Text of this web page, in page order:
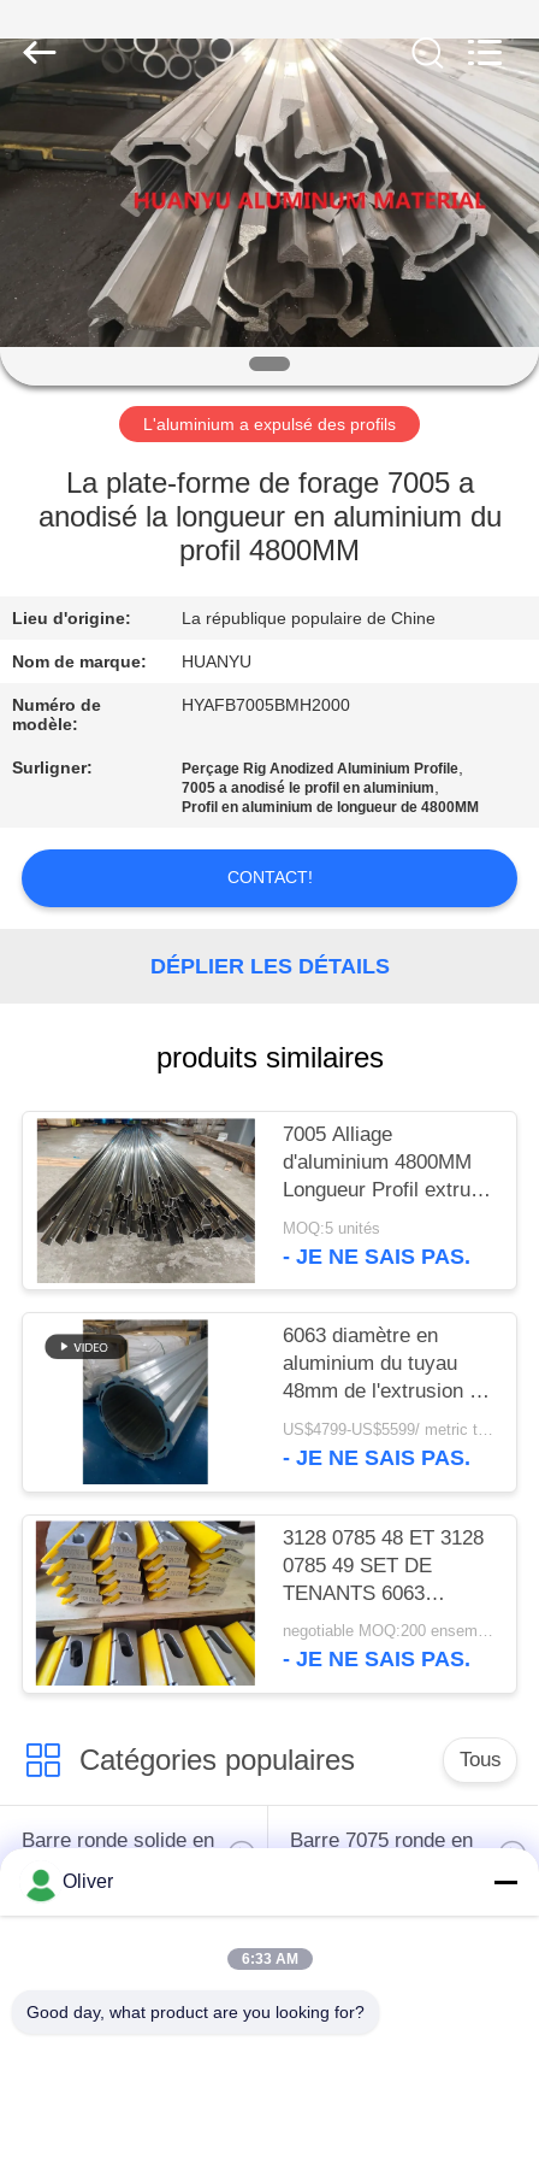
MAISON
PRODUITS
AU
SUJET
DE
NOUS
VISITE
D'USINE
DE
QUALITÉ
NOUS
NOUVELLES
DU
SITE
POLITIQUE
EN
MATIÈRE
DE
PROTECTION
LA
VIE
PRIVÉE
Aluminum
Material
Ltd..
Reserved.
L'aluminium a expulsé des profils
La plate-forme de forage 7005 a
anodisé la longueur en aluminium du
profil 4800MM
Lieu d'origine: La république populaire de Chine
Nom de marque: HUANYU
Numéro de
modèle:
HYAFB7005BMH2000
Surligner: Perçage Rig Anodized Aluminium Profile,
7005 a anodisé le profil en aluminium,
Profil en aluminium de longueur de 4800MM
CONTACT!
DÉPLIER LES DÉTAILS
produits similaires
7005 Alliage
d'aluminium 4800MM
Longueur Profil extrudé
en aluminium pour la
plateforme de forage
MOQ:5 unités
- JE NE SAIS PAS.
6063 diamètre en
aluminium du tuyau
48mm de l'extrusion T5
pour la clôture de
moteur de C.C
US$4799-US$5599/ metric ton MOQ:5 tonnes métriques
- JE NE SAIS PAS.
3128 0785 48 ET 3128
0785 49 SET DE
TENANTS 6063
PROFILS TENANTS
D'ALUMINIUM
produits de base sont
negotiable MOQ:200 ensembles
- JE NE SAIS PAS.
Catégories populaires Tous
Barre ronde solide en
aluminium
Barre 7075 ronde en
des profils
Oliver
6:33 AM
Good day, what product are you looking for?